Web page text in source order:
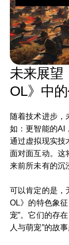
未来展望
OL》中
随着技术进步，
如：更智能的AI
通过虚拟现实技
面对面互动。这
来前所未有的沉
可以肯定的是，
OL》的特色象
宠”。它们的存
人与萌宠”的故